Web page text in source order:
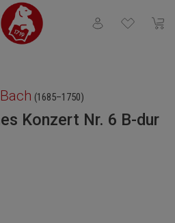
You have 0
(1685–1750)
Konzert Nr. 6 B-dur